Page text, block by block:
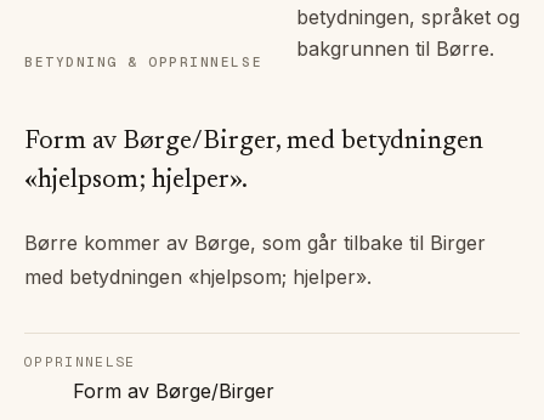
BETYDNING & OPPRINNELSE
betydningen, språket og
bakgrunnen til Børre.
Form av Børge/Birger, med betydningen
«hjelpsom; hjelper».
Børre kommer av Børge, som går tilbake til Birger
med betydningen «hjelpsom; hjelper».
OPPRINNELSE
Form av Børge/Birger